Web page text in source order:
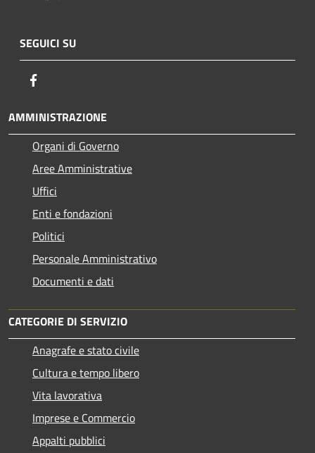
SEGUICI SU
AMMINISTRAZIONE
Organi di Governo
Aree Amministrative
Uffici
Enti e fondazioni
Politici
Personale Amministrativo
Documenti e dati
CATEGORIE DI SERVIZIO
Anagrafe e stato civile
Cultura e tempo libero
Vita lavorativa
Imprese e Commercio
Appalti pubblici